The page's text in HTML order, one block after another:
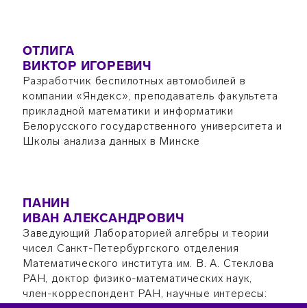
ОТЛИГА
ВИКТОР ИГОРЕВИЧ
Разработчик беспилотных автомобилей в
компании «Яндекс», преподаватель факультета
прикладной математики и информатики
Белорусского государственного университета и
Школы анализа данных в Минске
ПАНИН
ИВАН АЛЕКСАНДРОВИЧ
Заведующий Лабораторией алгебры и теории
чисел Санкт-Петербургского отделения
Математического института им. В. А. Стеклова
РАН, доктор физико-математических наук,
член-корреспондент РАН, научные интересы: